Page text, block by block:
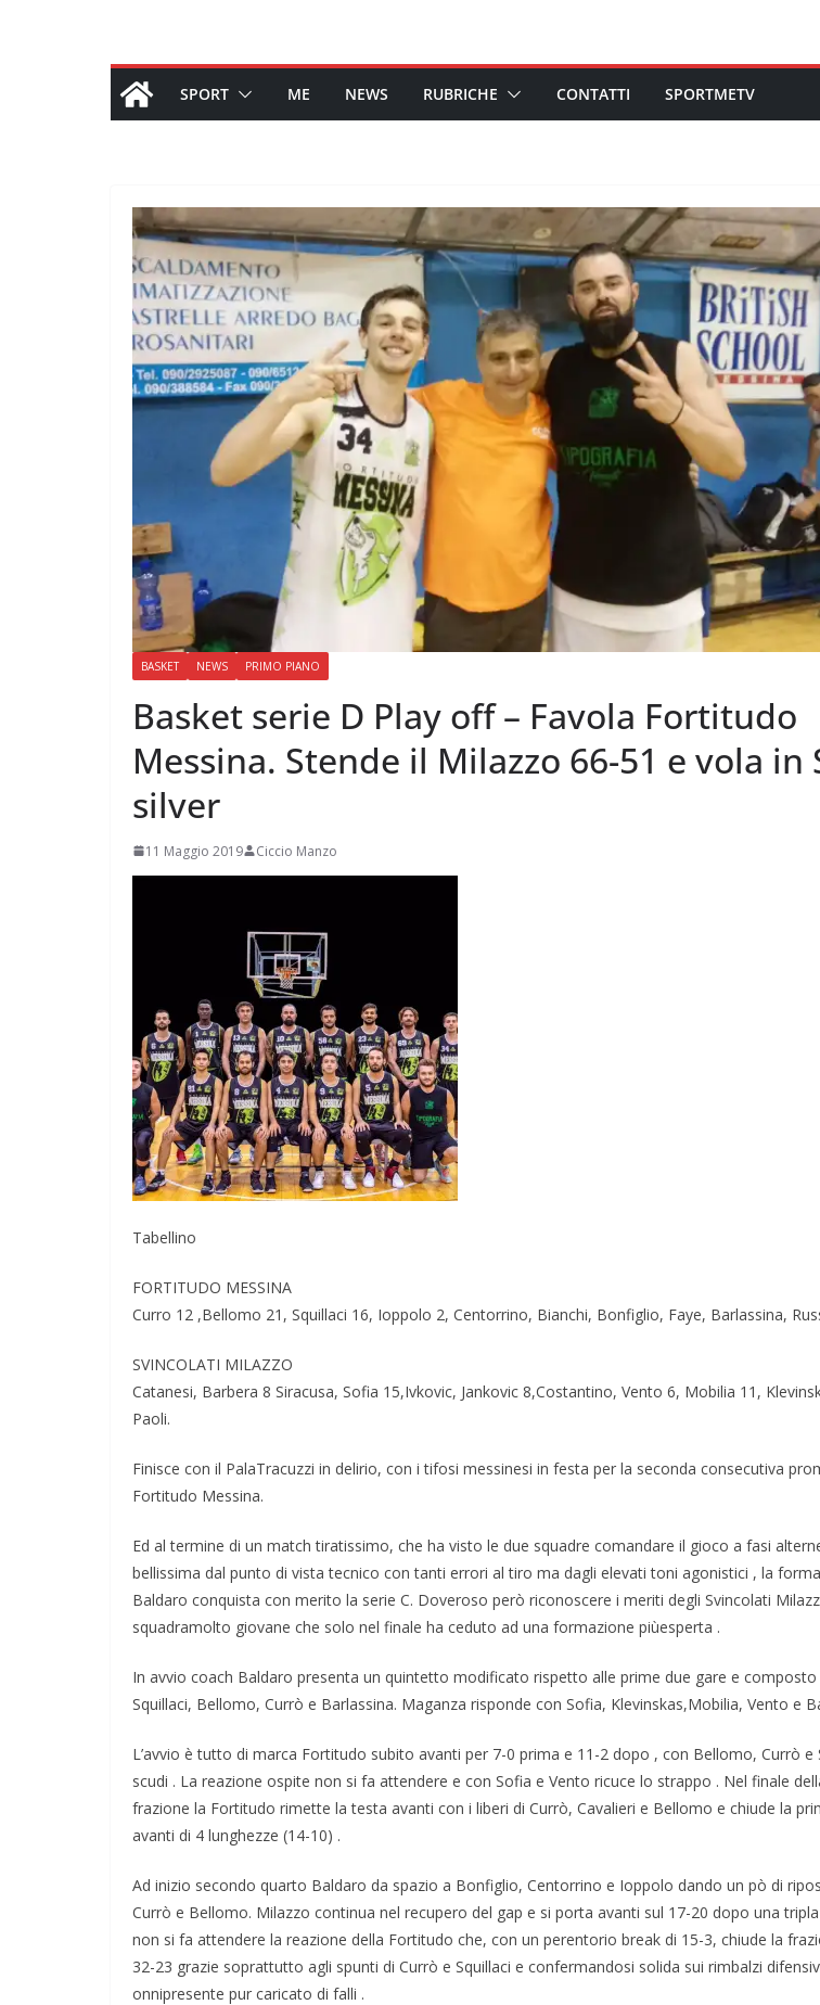
SPORT ME NEWS RUBRICHE CONTATTI SPORTMETV
BASKET NEWS PRIMO PIANO
Basket serie D Play off – Favola Fortitudo
Messina. Stende il Milazzo 66-51 e vola in
silver
11 Maggio 2019 Ciccio Manzo
Tabellino
FORTITUDO MESSINA
Curro 12 ,Bellomo 21, Squillaci 16, Ioppolo 2, Centorrino, Bianchi, Bonfiglio, Faye, Barlassina,
SVINCOLATI MILAZZO
Catanesi, Barbera 8 Siracusa, Sofia 15,Ivkovic, Jankovic 8,Costantino, Vento 6, Mobilia 11,
Paoli.
Finisce con il PalaTracuzzi in delirio, con i tifosi messinesi in festa per la seconda consecutiva
Fortitudo Messina.
Ed al termine di un match tiratissimo, che ha visto le due squadre comandare il gioco a fasi
bellissima dal punto di vista tecnico con tanti errori al tiro ma dagli elevati toni agonistici , la
Baldaro conquista con merito la serie C. Doveroso però riconoscere i meriti degli Svincolati
squadramolto giovane che solo nel finale ha ceduto ad una formazione piùesperta .
In avvio coach Baldaro presenta un quintetto modificato rispetto alle prime due gare e composto
Squillaci, Bellomo, Currò e Barlassina. Maganza risponde con Sofia, Klevinskas,Mobilia, Vento e
L’avvio è tutto di marca Fortitudo subito avanti per 7-0 prima e 11-2 dopo , con Bellomo, Currò e
scudi . La reazione ospite non si fa attendere e con Sofia e Vento ricuce lo strappo . Nel finale
frazione la Fortitudo rimette la testa avanti con i liberi di Currò, Cavalieri e Bellomo e chiude la
avanti di 4 lunghezze (14-10) .
Ad inizio secondo quarto Baldaro da spazio a Bonfiglio, Centorrino e Ioppolo dando un pò di
Currò e Bellomo. Milazzo continua nel recupero del gap e si porta avanti sul 17-20 dopo una
non si fa attendere la reazione della Fortitudo che, con un perentorio break di 15-3, chiude la
32-23 grazie soprattutto agli spunti di Currò e Squillaci e confermandosi solida sui rimbalzi
onnipresente pur caricato di falli .